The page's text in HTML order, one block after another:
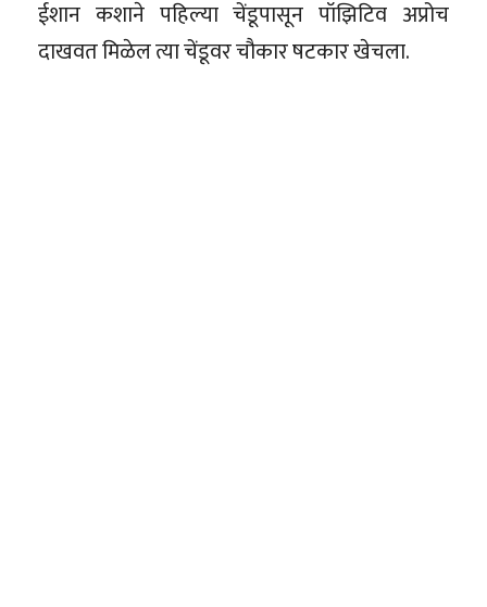
ईशान कशाने पहिल्या चेंडूपासून पॉझिटिव अप्रोच
दाखवत मिळेल त्या चेंडूवर चौकार षटकार खेचला.